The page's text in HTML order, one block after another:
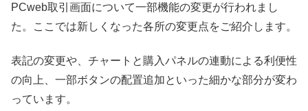
PCweb取引画面について一部機能の変更が行われまし
た。ここでは新しくなった各所の変更点をご紹介します。
表記の変更や、チャートと購入パネルの連動による利便性
の向上、一部ボタンの配置追加といった細かな部分が変わ
っています。